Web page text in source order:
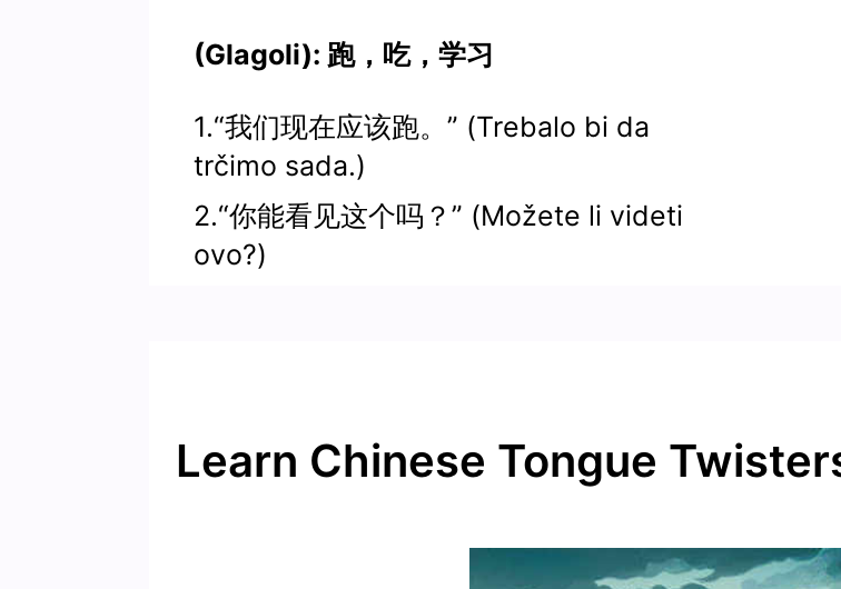
(Glagoli): 跑，吃，学习
1.“我们现在应该跑。” (Trebalo bi da
trčimo sada.)
2.“你能看见这个吗？” (Možete li videti
ovo?)
Learn Chinese Tongue